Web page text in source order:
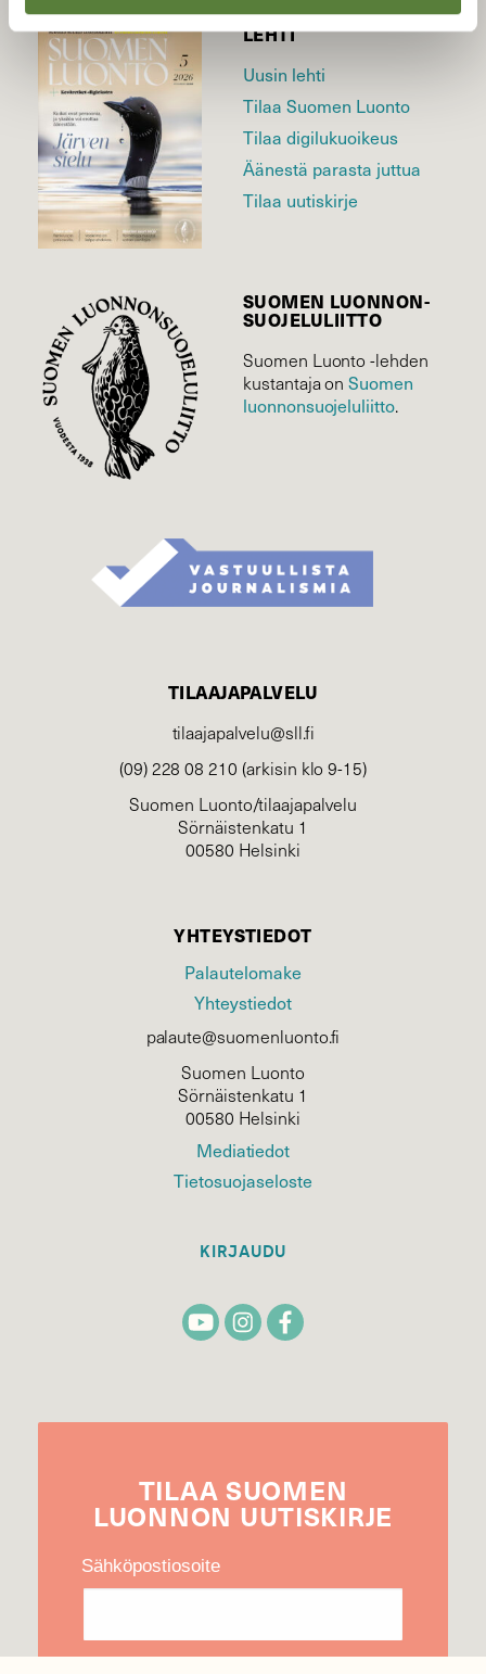
LEHTI
Uusin lehti
Tilaa Suomen Luonto
Tilaa digilukuoikeus
Äänestä parasta juttua
Tilaa uutiskirje
SUOMEN LUONNON­
SUOJELU­LIITTO
Suomen Luonto -lehden
kustantaja onSuomen
luonnonsuojelu­liitto.
TILAAJAPALVELU
tilaajapalvelu@sll.fi
(09) 228 08 210 (arkisin klo 9-15)
Suomen Luonto/tilaajapalvelu
Sörnäistenkatu 1
00580 Helsinki
YHTEYSTIEDOT
Palautelomake
Yhteystiedot
palaute@suomenluonto.fi
Suomen Luonto
Sörnäistenkatu 1
00580 Helsinki
Mediatiedot
Tietosuojaseloste
KIRJAUDU
TILAA SUOMEN
LUONNON UUTIS­KIRJE
Sähköpostiosoite